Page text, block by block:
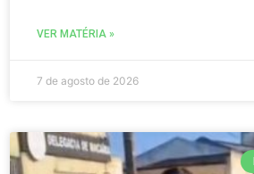
VER MATÉRIA »
7 de agosto de 2026